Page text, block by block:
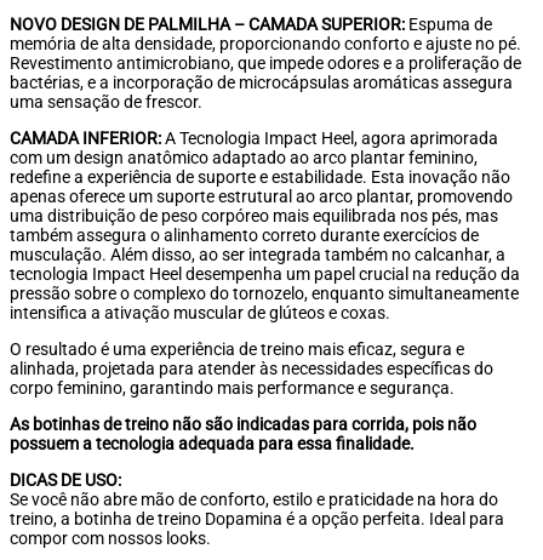
NOVO DESIGN DE PALMILHA – CAMADA SUPERIOR: Espuma de
memória de alta densidade, proporcionando conforto e ajuste no pé.
Revestimento antimicrobiano, que impede odores e a proliferação de
bactérias, e a incorporação de microcápsulas aromáticas assegura
uma sensação de frescor.
CAMADA INFERIOR:A Tecnologia Impact Heel, agora aprimorada
com um design anatômico adaptado ao arco plantar feminino,
redefine a experiência de suporte e estabilidade. Esta inovação não
apenas oferece um suporte estrutural ao arco plantar, promovendo
uma distribuição de peso corpóreo mais equilibrada nos pés, mas
também assegura o alinhamento correto durante exercícios de
musculação. Além disso, ao ser integrada também no calcanhar, a
tecnologia Impact Heel desempenha um papel crucial na redução da
pressão sobre o complexo do tornozelo, enquanto simultaneamente
intensifica a ativação muscular de glúteos e coxas.
O resultado é uma experiência de treino mais eficaz, segura e
alinhada, projetada para atender às necessidades específicas do
corpo feminino, garantindo mais performance e segurança.
As botinhas de treino não são indicadas para corrida, pois não
possuem a tecnologia adequada para essa finalidade.
DICAS DE USO:
Se você não abre mão de conforto, estilo e praticidade na hora do
treino, a botinha de treino Dopamina é a opção perfeita. Ideal para
compor com nossos looks.